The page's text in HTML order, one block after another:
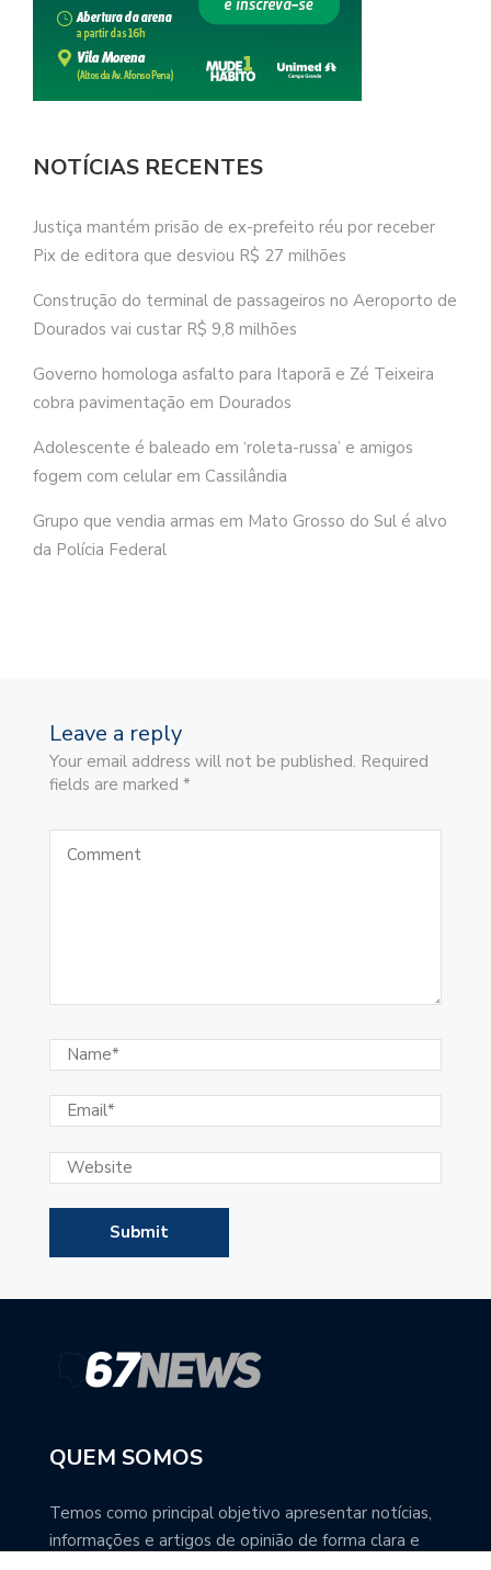
NOTÍCIAS RECENTES
Justiça mantém prisão de ex-prefeito réu por receber
Pix de editora que desviou R$ 27 milhões
Construção do terminal de passageiros no Aeroporto de
Dourados vai custar R$ 9,8 milhões
Governo homologa asfalto para Itaporã e Zé Teixeira
cobra pavimentação em Dourados
Adolescente é baleado em ‘roleta-russa’ e amigos
fogem com celular em Cassilândia
Grupo que vendia armas em Mato Grosso do Sul é alvo
da Polícia Federal
Leave a reply
Your email address will not be published. Required
fields are marked *
QUEM SOMOS
Temos como principal objetivo apresentar notícias,
informações e artigos de opinião de forma clara e